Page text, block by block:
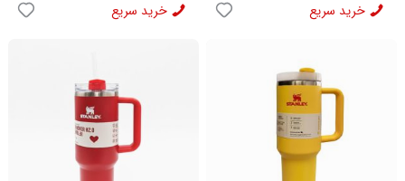
خرید سریع خرید سریع